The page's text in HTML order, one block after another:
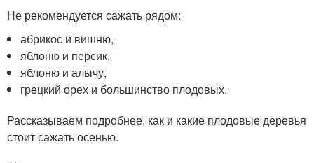
Не рекомендуется сажать рядом:
абрикос и вишню,
яблоню и персик,
яблоню и алычу,
грецкий орех и большинство плодовых.
Рассказываем подробнее, как и какие плодовые деревья
стоит сажать осенью.